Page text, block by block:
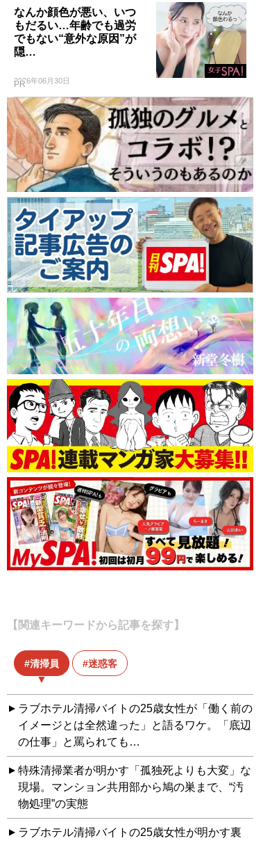
なんか顔色が悪い、いつ
もだるい…年齢でも過労
でもない“意外な原因”が
隠…
2026年06月30日
PR
【関連キーワードから記事を探す】
清掃員 迷惑客
ラブホテル清掃バイトの25歳女性が「働く前の
イメージとは全然違った」と語るワケ。「底辺
の仕事」と罵られても…
特殊清掃業者が明かす「孤独死よりも大変」な
現場。マンション共用部から鳩の巣まで、“汚
物処理”の実態
ラブホテル清掃バイトの25歳女性が明かす裏